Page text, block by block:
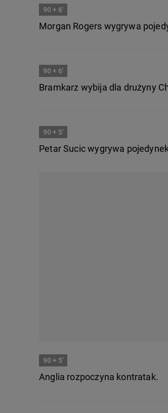
90 + 6'
Morgan Rogers wygrywa
90 + 6'
Bramkarz wybija dla drużyny
90 + 5'
Petar Sucic wygrywa
90 + 5'
Anglia rozpoczyna kontratak.